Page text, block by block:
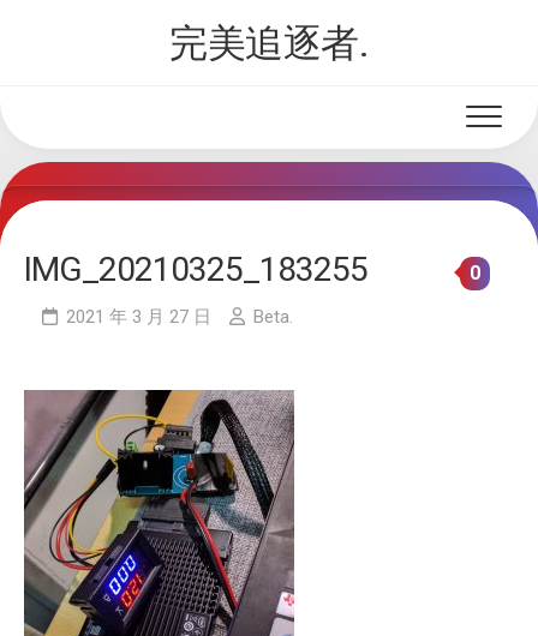
完美追逐者.
IMG_20210325_183255
2021 年 3 月 27 日 Beta.
0